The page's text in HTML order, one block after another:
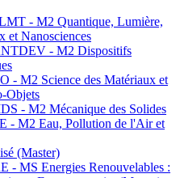
- M2 Quantique, Lumière,
et Nanosciences
- M2 Dispositifs
- M2 Science des Matériaux et
Objets
- M2 Mécanique des Solides
- M2 Eau, Pollution de l'Air et
(Master)
- MS Energies Renouvelables :